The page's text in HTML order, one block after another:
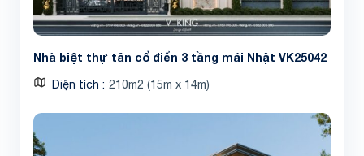
Nhà biệt thự tân cổ điển 3 tầng mái Nhật VK25042
Diện tích 210m2 (15m x 14m)